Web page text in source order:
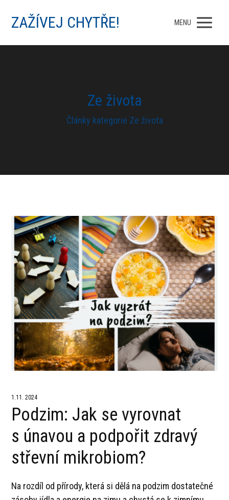
ZAŽÍVEJ CHYTŘE! MENU
Ze života
Články kategorie Ze života
1.11. 2024
Podzim: Jak se vyrovnat
s únavou a podpořit zdravý
střevní mikrobiom?
Na rozdíl od přírody, která si dělá na podzim dostatečné